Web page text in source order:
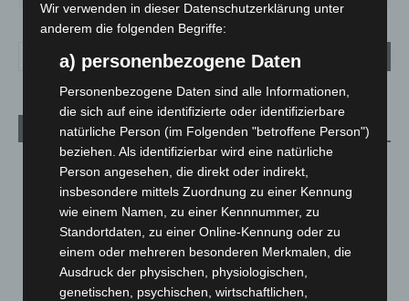
Aktuelle Beiträge
Waldbrandeinsatz aus Spanien zurück
Hannover: Erste Tigermücken-Population in Niedersachsen
entdeckt
7. August 2026
Wir verwenden in dieser Datenschutzerklärung unter
anderem die folgenden Begriffe:
a) personenbezogene Daten
Personenbezogene Daten sind alle Informationen,
die sich auf eine identifizierte oder identifizierbare
natürliche Person (im Folgenden "betroffene Person")
beziehen. Als identifizierbar wird eine natürliche
Person angesehen, die direkt oder indirekt,
insbesondere mittels Zuordnung zu einer Kennung
wie einem Namen, zu einer Kennnummer, zu
Standortdaten, zu einer Online-Kennung oder zu
einem oder mehreren besonderen Merkmalen, die
Ausdruck der physischen, physiologischen,
genetischen, psychischen, wirtschaftlichen,